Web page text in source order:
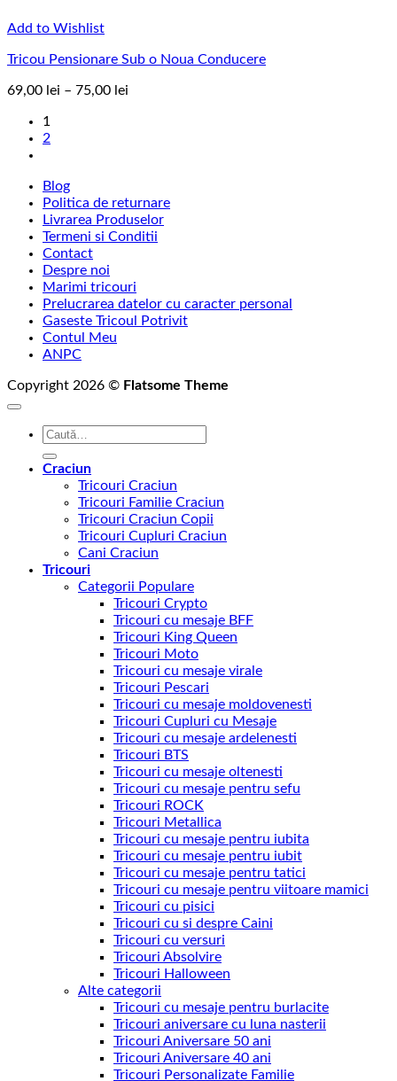
Add to Wishlist
Tricou Pensionare Sub o Noua Conducere
69,00 lei – 75,00 lei
1
2
Blog
Politica de returnare
Livrarea Produselor
Termeni si Conditii
Contact
Despre noi
Marimi tricouri
Prelucrarea datelor cu caracter personal
Gaseste Tricoul Potrivit
Contul Meu
ANPC
Copyright 2026 © Flatsome Theme
Caută
Craciun
Tricouri Craciun
Tricouri Familie Craciun
Tricouri Craciun Copii
Tricouri Cupluri Craciun
Cani Craciun
Tricouri
Categorii Populare
Tricouri Crypto
Tricouri cu mesaje BFF
Tricouri King Queen
Tricouri Moto
Tricouri cu mesaje virale
Tricouri Pescari
Tricouri cu mesaje moldovenesti
Tricouri Cupluri cu Mesaje
Tricouri cu mesaje ardelenesti
Tricouri BTS
Tricouri cu mesaje oltenesti
Tricouri cu mesaje pentru sefu
Tricouri ROCK
Tricouri Metallica
Tricouri cu mesaje pentru iubita
Tricouri cu mesaje pentru iubit
Tricouri cu mesaje pentru tatici
Tricouri cu mesaje pentru viitoare mamici
Tricouri cu pisici
Tricouri cu si despre Caini
Tricouri cu versuri
Tricouri Absolvire
Tricouri Halloween
Alte categorii
Tricouri cu mesaje pentru burlacite
Tricouri aniversare cu luna nasterii
Tricouri Aniversare 50 ani
Tricouri Aniversare 40 ani
Tricouri Personalizate Familie